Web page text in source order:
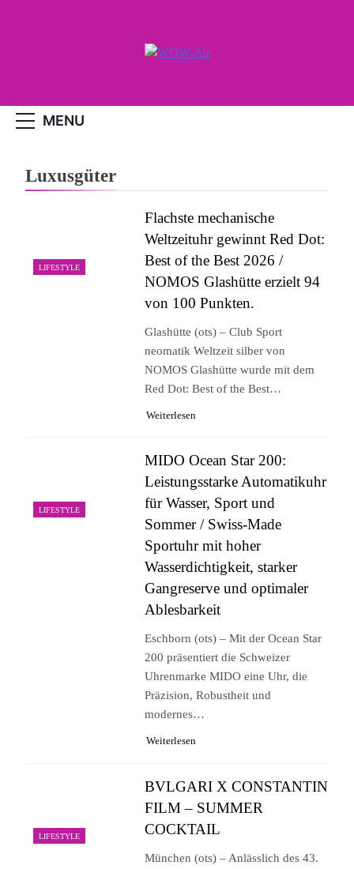
MENU
Luxusgüter
LIFESTYLE
Flachste mechanische
Weltzeituhr gewinnt Red Dot:
Best of the Best 2026 /
NOMOS Glashütte erzielt 94
von 100 Punkten.
Glashütte (ots) – Club Sport
neomatik Weltzeit silber von
NOMOS Glashütte wurde mit dem
Red Dot: Best of the Best…
Weiterlesen
LIFESTYLE
MIDO Ocean Star 200:
Leistungsstarke Automatikuhr
für Wasser, Sport und
Sommer / Swiss-Made
Sportuhr mit hoher
Wasserdichtigkeit, starker
Gangreserve und optimaler
Ablesbarkeit
Eschborn (ots) – Mit der Ocean Star
200 präsentiert die Schweizer
Uhrenmarke MIDO eine Uhr, die
Präzision, Robustheit und
modernes…
Weiterlesen
LIFESTYLE
BVLGARI X CONSTANTIN
FILM – SUMMER
COCKTAIL
München (ots) – Anlässlich des 43.